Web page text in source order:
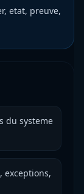
etat, preuve,
du systeme
exceptions,